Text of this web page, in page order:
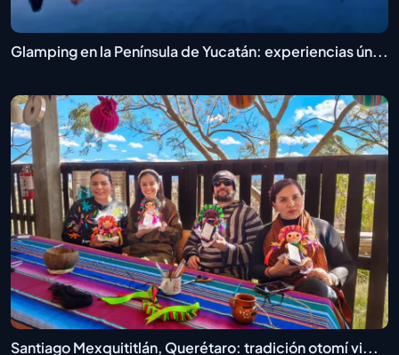
Glamping en la Península de Yucatán: experiencias ún...
Santiago Mexquititlán, Querétaro: tradición otomí vi...